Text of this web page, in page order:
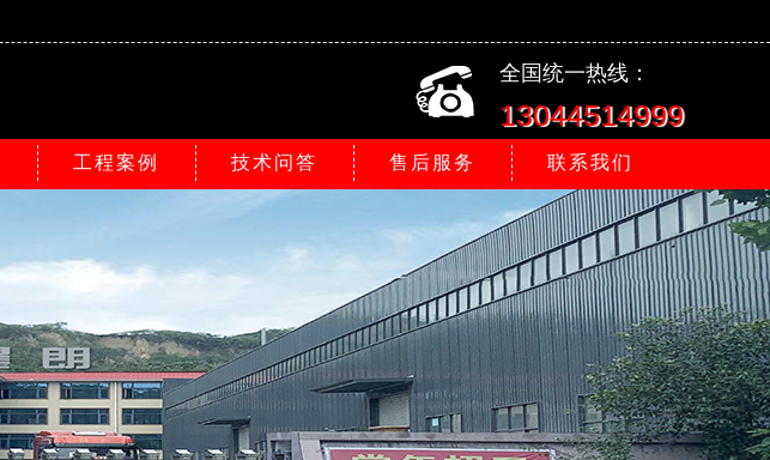
全国统一热线：
13044514999
工程案例 技术问答 售后服务 联系我们